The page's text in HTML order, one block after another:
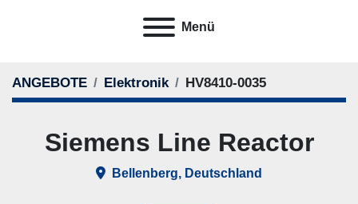
Menü
ANGEBOTE Elektronik HV8410-0035
Siemens Line Reactor
Bellenberg, Deutschland